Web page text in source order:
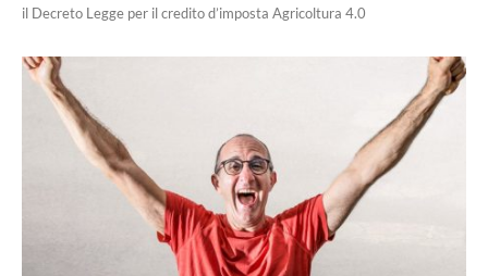
il Decreto Legge per il credito d’imposta Agricoltura 4.0